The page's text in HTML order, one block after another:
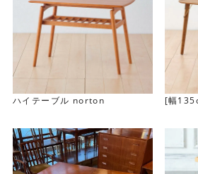
ハイテーブル norton
[幅